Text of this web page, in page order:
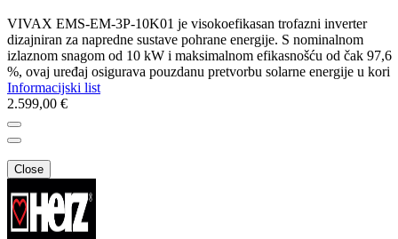
VIVAX EMS-EM-3P-10K01 je visokoefikasan trofazni inverter
dizajniran za napredne sustave pohrane energije. S nominalnom
izlaznom snagom od 10 kW i maksimalnom efikasnošću od čak 97,6
%, ovaj uređaj osigurava pouzdanu pretvorbu solarne energije u kori
Informacijski list
2.599,00 €
Close